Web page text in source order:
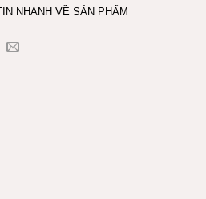
NHANH VỀ SẢN PHẨM